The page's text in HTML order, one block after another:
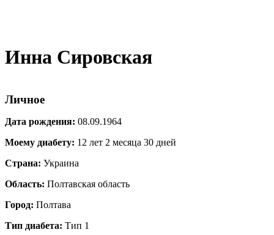
Инна Сировская
Личное
Дата рождения: 08.09.1964
Моему диабету: 12 лет 2 месяца 30 дней
Страна: Украина
Область: Полтавская область
Город: Полтава
Тип диабета: Тип 1